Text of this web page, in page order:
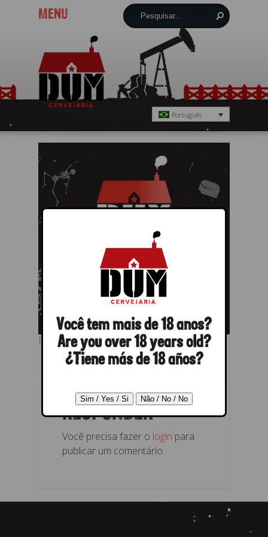
MENU
Português
Próximo →
RESPONDER
Você precisa fazer o login para
publicar um comentário.
Você tem mais de 18 anos?
Are you over 18 years old?
¿Tiene más de 18 años?